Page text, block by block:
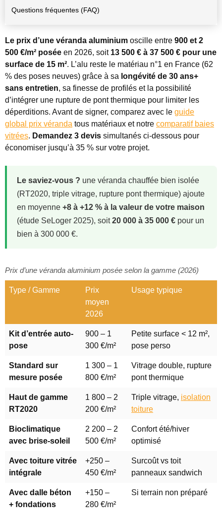
Questions fréquentes (FAQ)
Le prix d’une véranda aluminium oscille entre 900 et 2
500 €/m² posée en 2026, soit 13 500 € à 37 500 € pour une
surface de 15 m². L’alu reste le matériau n°1 en France (62
% des poses neuves) grâce à sa longévité de 30 ans+
sans entretien, sa finesse de profilés et la possibilité
d’intégrer une rupture de pont thermique pour limiter les
déperditions. Avant de signer, comparez avec le guide
global prix véranda tous matériaux et notre comparatif baies
vitrées. Demandez 3 devis simultanés ci-dessous pour
économiser jusqu’à 35 % sur votre projet.
Le saviez-vous ? une véranda chauffée bien isolée
(RT2020, triple vitrage, rupture pont thermique) ajoute
en moyenne +8 à +12 % à la valeur de votre maison
(étude SeLoger 2025), soit20 000 à 35 000 € pour un
bien à 300 000 €.
Prix d’une véranda aluminium posée selon la gamme (2026)
Type / Gamme
Prix
moyen
2026
Usage typique
Kit d’entrée auto-
pose
900 – 1
300 €/m²
Petite surface < 12 m²,
pose perso
Standard sur
mesure posée
1 300 – 1
800 €/m²
Vitrage double, rupture
pont thermique
Haut de gamme
RT2020
1 800 – 2
200 €/m²
Triple vitrage, isolation
toiture
Bioclimatique
avec brise-soleil
2 200 – 2
500 €/m²
Confort été/hiver
optimisé
Avec toiture vitrée
intégrale
+250 –
450 €/m²
Surcoût vs toit
panneaux sandwich
Avec dalle béton
+ fondations
+150 –
280 €/m²
Si terrain non préparé